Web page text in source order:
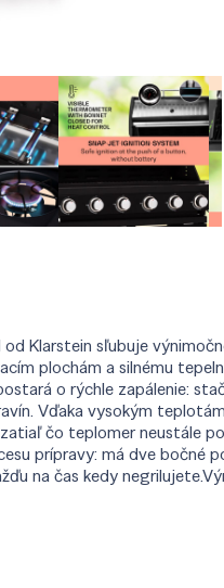
Klarstein sľubuje
plochám a silnému
o rýchle zapálenie:
Vďaka vysokým
čo teplomer neustále
prípravy: má dve
na čas kedy